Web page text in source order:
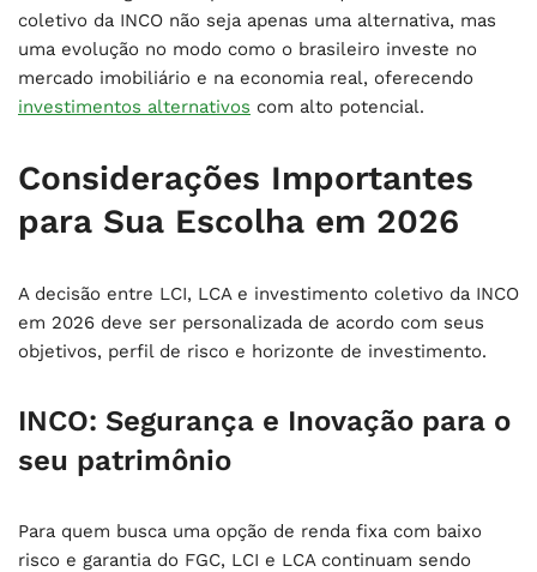
coletivo da INCO não seja apenas uma alternativa, mas
uma evolução no modo como o brasileiro investe no
mercado imobiliário e na economia real, oferecendo
investimentos alternativos com alto potencial.
Considerações Importantes
para Sua Escolha em 2026
A decisão entre LCI, LCA e investimento coletivo da INCO
em 2026 deve ser personalizada de acordo com seus
objetivos, perfil de risco e horizonte de investimento.
INCO: Segurança e Inovação para o
seu patrimônio
Para quem busca uma opção de renda fixa com baixo
risco e garantia do FGC, LCI e LCA continuam sendo